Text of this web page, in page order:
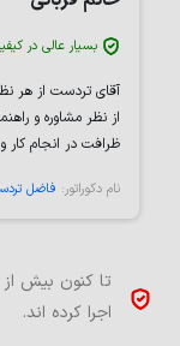
بسیار عالی در
آقای تردست از هر
از نظر مشاوره و
ظرافت در انجام
ایشون راضی بودم.
نام دکوراتور: فاضل
اجرا کرده اند.